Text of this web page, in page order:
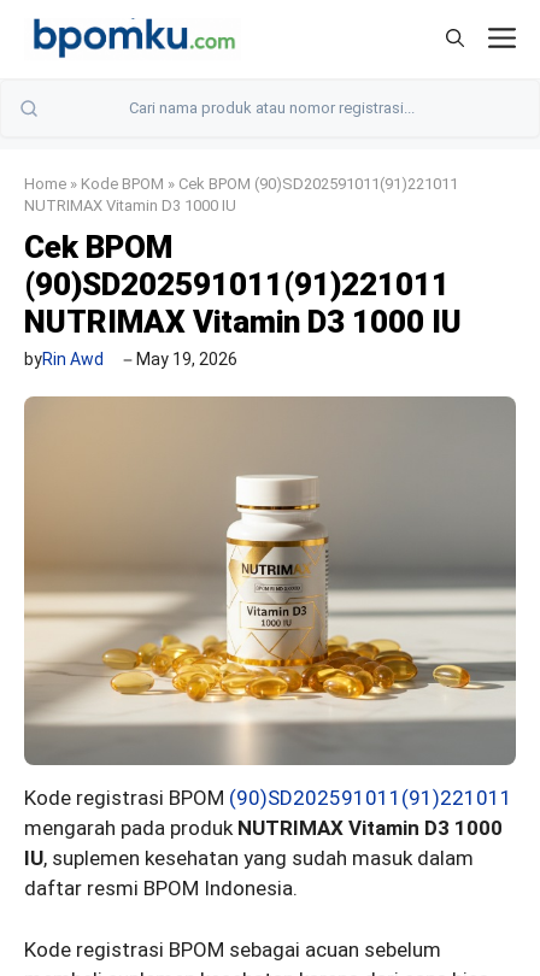
Skip
Home » Kode BPOM » Cek BPOM (90)SD202591011(91)221011
NUTRIMAX Vitamin D3 1000 IU
Cek BPOM
(90)SD202591011(91)221011
NUTRIMAX Vitamin D3 1000 IU
byRin Awd May 19, 2026
Kode registrasi BPOM (90)SD202591011(91)221011
mengarah pada produk NUTRIMAX Vitamin D3 1000
IU, suplemen kesehatan yang sudah masuk dalam
daftar resmi BPOM Indonesia.
Kode registrasi BPOM sebagai acuan sebelum